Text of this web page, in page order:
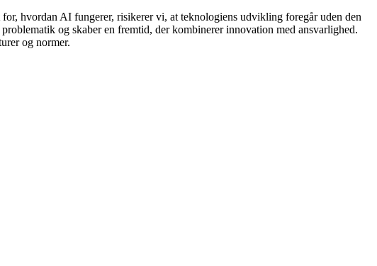
hvordan AI fungerer, risikerer vi, at teknologiens udvikling foregår uden den
og skaber en fremtid, der kombinerer innovation med ansvarlighed.
og normer.